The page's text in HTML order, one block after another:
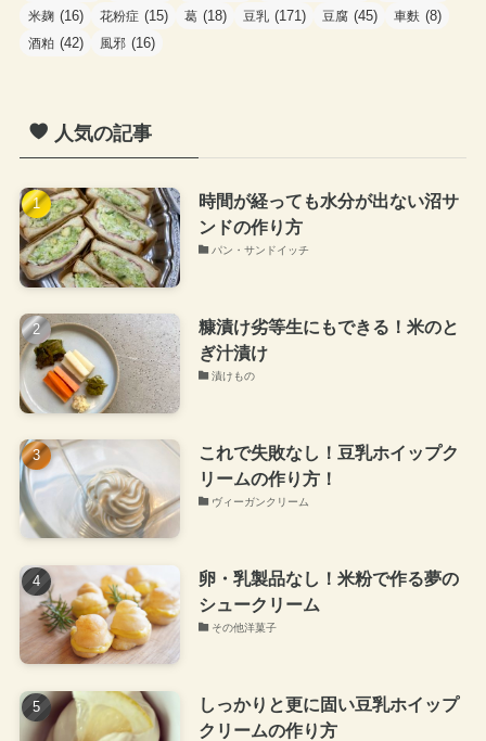
米麹 (16) 花粉症 (15) 葛 (18) 豆乳 (171) 豆腐 (45) 車麩 (8)
酒粕 (42) 風邪 (16)
人気の記事
時間が経っても水分が出ない沼サ
ンドの作り方
パン・サンドイッチ
糠漬け劣等生にもできる！米のと
ぎ汁漬け
漬けもの
これで失敗なし！豆乳ホイップク
リームの作り方！
ヴィーガンクリーム
卵・乳製品なし！米粉で作る夢の
シュークリーム
その他洋菓子
しっかりと更に固い豆乳ホイップ
クリームの作り方